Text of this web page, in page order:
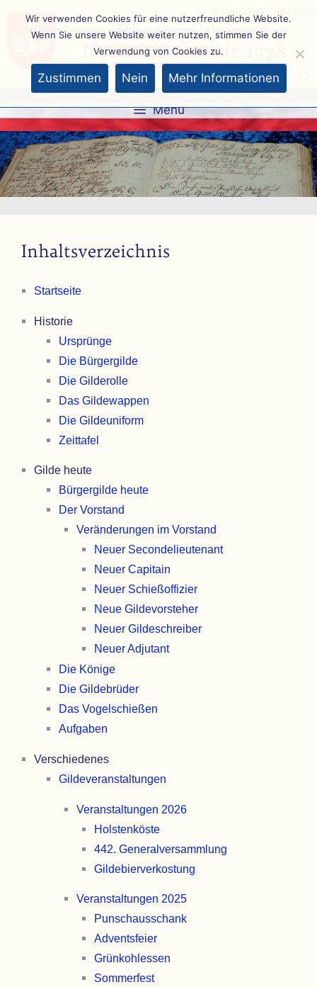
Bürgergilde zu
Neumünster seit 1578
Menü
Inhaltsverzeichnis
Startseite
Historie
Ursprünge
Die Bürger­gilde
Die Gilde­rolle
Das Gilde­wappen
Die Gilde­uniform
Zeit­tafel
Gilde heute
Bürger­gilde heute
Der Vorstand
Veränderungen im Vorstand
Neuer Secondelieutenant
Neuer Capitain
Neuer Schieß­offizier
Neue Gilde­vorsteher
Neuer Gilde­schreiber
Neuer Adjutant
Die Könige
Die Gilde­brüder
Das Vogel­schießen
Aufgaben
Verschiedenes
Gilde­­veranstal­tungen
Veranstaltungen 2026
Holsten­köste
442. General­versammlung
Gildebier­verkostung
Veranstaltungen 2025
Punschaus­schank
Advents­feier
Grünkohl­essen
Sommer­fest
Wir verwenden Cookies für eine nutzerfreundliche Website.
Wenn Sie unsere Website weiter nutzen, stimmen Sie der
Verwendung von Cookies zu.
Zustimmen Nein Mehr Informationen